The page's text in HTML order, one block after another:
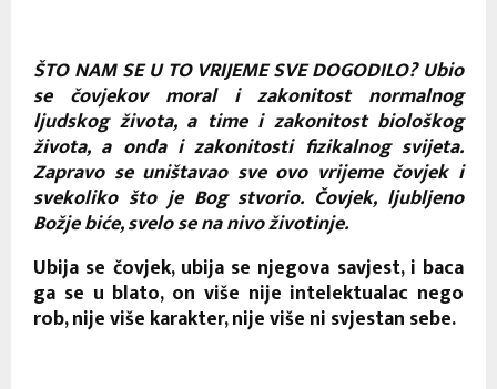
ŠTO NAM SE U TO VRIJEME SVE DOGODILO? Ubio
se čovjekov moral i zakonitost normalnog
ljudskog života, a time i zakonitost biološkog
života, a onda i zakonitosti fizikalnog svijeta.
Zapravo se uništavao sve ovo vrijeme čovjek i
svekoliko što je Bog stvorio. Čovjek, ljubljeno
Božje biće, svelo se na nivo životinje.
Ubija se čovjek, ubija se njegova savjest, i baca
ga se u blato, on više nije intelektualac nego
rob, nije više karakter, nije više ni svjestan sebe.